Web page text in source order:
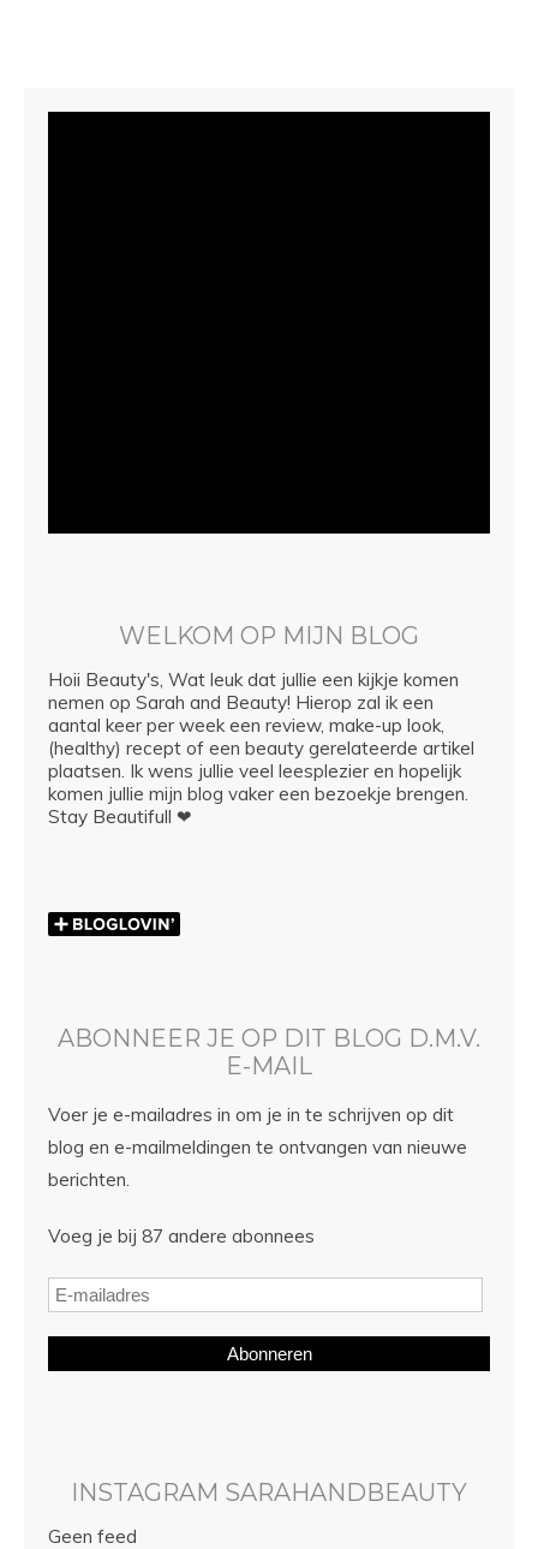
WELKOM OP MIJN BLOG
Hoii Beauty's, Wat leuk dat jullie een kijkje komen
nemen op Sarah and Beauty! Hierop zal ik een
aantal keer per week een review, make-up look,
(healthy) recept of een beauty gerelateerde artikel
plaatsen. Ik wens jullie veel leesplezier en hopelijk
komen jullie mijn blog vaker een bezoekje brengen.
Stay Beautifull ❤
ABONNEER JE OP DIT BLOG D.M.V.
E-MAIL
Voer je e-mailadres in om je in te schrijven op dit
blog en e-mailmeldingen te ontvangen van nieuwe
berichten.
Voeg je bij 87 andere abonnees
Abonneren
INSTAGRAM SARAHANDBEAUTY
Geen feed